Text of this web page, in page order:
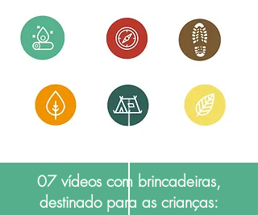
07 vídeos com brincadeiras,
destinado para as crianças: